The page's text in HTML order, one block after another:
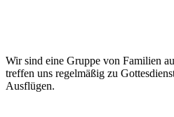
Wir sind eine Gruppe von Familien
treffen uns regelmäßig zu
Ausflügen.